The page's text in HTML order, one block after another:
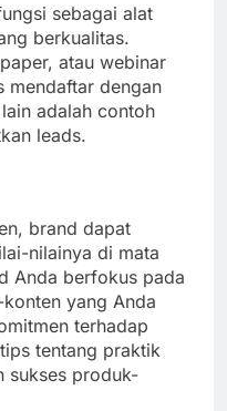
sebagai alat
berkualitas.
atau webinar
mendaftar dengan
adalah contoh
leads.
brand dapat
nilainya di mata
Anda berfokus pada
yang Anda
terhadap
tentang praktik
sukses produk-